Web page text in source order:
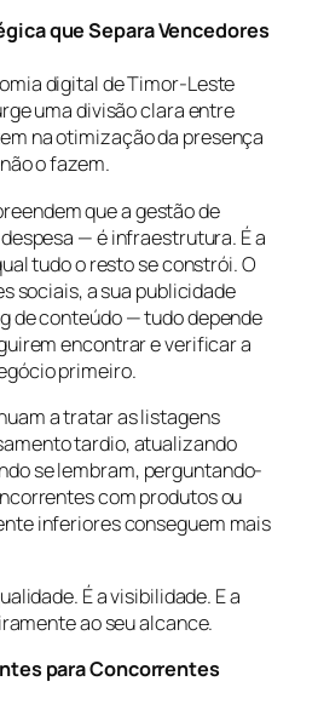
que Separa Vencedores
digital de Timor-Leste
uma divisão clara entre
na otimização da presença
o fazem.
que a gestão de
— é infraestrutura. É a
tudo o resto se constrói. O
sociais, a sua publicidade
de conteúdo — tudo depende
encontrar e verificar a
primeiro.
a tratar as listagens
tardio, atualizando
se lembram, perguntando-
com produtos ou
inferiores conseguem mais
É a visibilidade. E a
ao seu alcance.
para Concorrentes